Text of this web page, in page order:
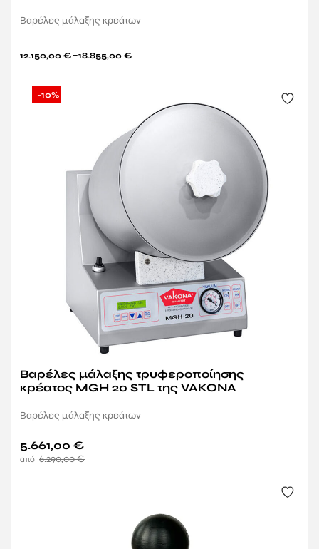
Βαρέλες μάλαξης κρεάτων
12.150,00 €–18.855,00 €
-10%
Βαρέλες μάλαξης τρυφεροποίησης
κρέατος MGH 20 STL της VAKONA
Βαρέλες μάλαξης κρεάτων
6.290,00€
5.661,00 €